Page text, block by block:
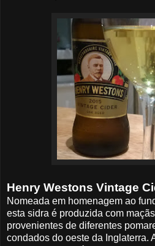
Henry Westons Vintage
Nomeada em homenagem ao
esta sidra é produzida com
provenientes de diferentes
condados do oeste da Inglaterra.